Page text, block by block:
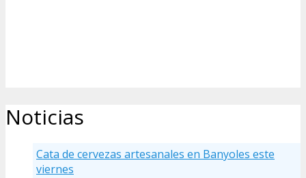
Noticias
Cata de cervezas artesanales en Banyoles este
viernes